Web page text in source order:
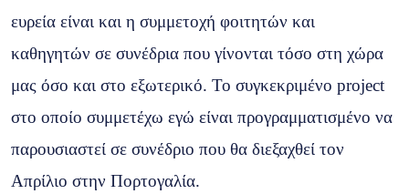
ευρεία είναι και η συμμετοχή φοιτητών και
καθηγητών σε συνέδρια που γίνονται τόσο στη χώρα
μας όσο και στο εξωτερικό. Το συγκεκριμένο project
στο οποίο συμμετέχω εγώ είναι προγραμματισμένο να
παρουσιαστεί σε συνέδριο που θα διεξαχθεί τον
Απρίλιο στην Πορτογαλία.